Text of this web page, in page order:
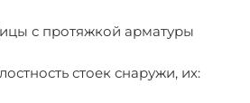
с протяжкой арматуры
стоек снаружи, их: